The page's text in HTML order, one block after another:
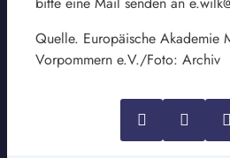
Quelle. Europäische Akademie
Vorpommern e.V./Foto: Archiv